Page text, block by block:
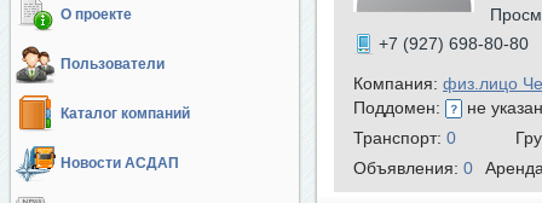
О проекте
Пользователи
Каталог компаний
Новости АСДАП
+7 (927) 698-80-80
Компания: физ.лицо
Поддомен:
не
Транспорт: 0
Объявления: 0